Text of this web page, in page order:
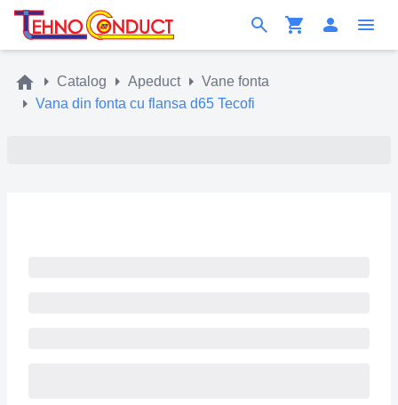
Catalog Apeduct
Vane fonta
Vana din fonta cu flansa d65 Tecofi